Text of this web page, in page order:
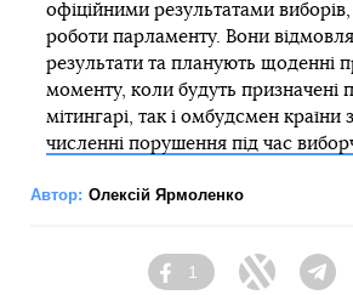
офіційними результатами
роботи парламенту. Вони
результати та планують щоденні
моменту, коли будуть призначені
мітингарі, так і омбудсмен країни
численні порушення під час
Автор: Олексій Ярмоленко
Facebook
1
Twitter